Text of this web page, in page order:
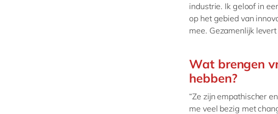
industrie. Ik geloof in
op het gebied van
mee. Gezamenlijk
Wat brengen
hebben?
“Ze zijn empathischer
me veel bezig met